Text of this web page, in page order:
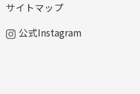
サイトマップ
公式Instagram